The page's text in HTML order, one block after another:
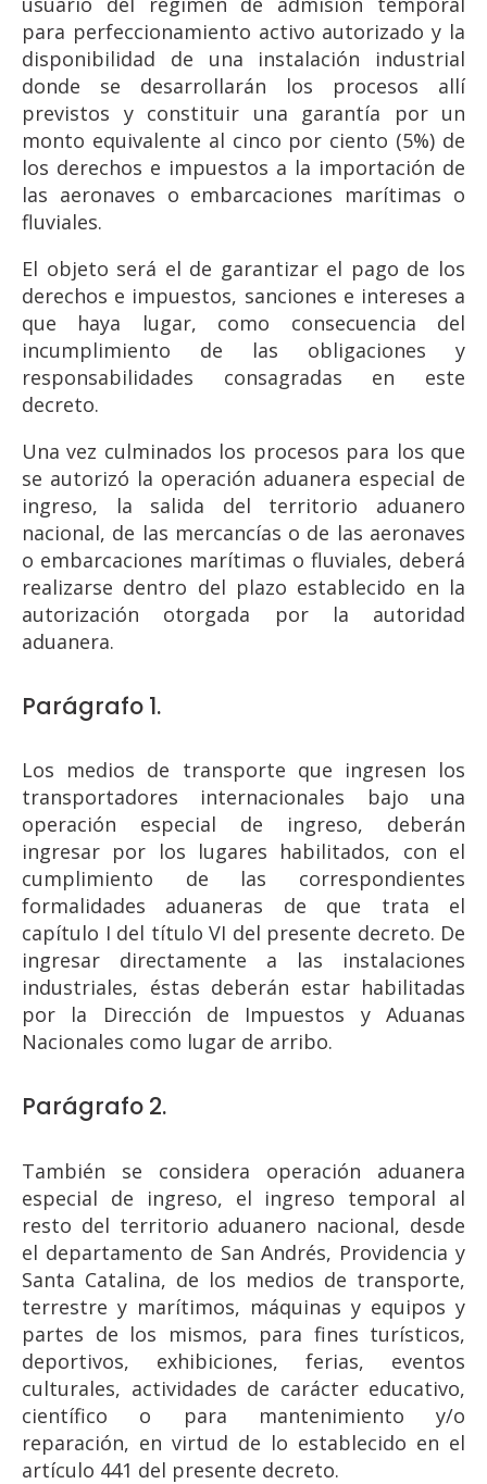
para perfeccionamiento activo autorizado y la
disponibilidad de una instalación industrial
donde se desarrollarán los procesos allí
previstos y constituir una garantía por un
monto equivalente al cinco por ciento (5%) de
los derechos e impuestos a la importación de
las aeronaves o embarcaciones marítimas o
fluviales.
El objeto será el de garantizar el pago de los
derechos e impuestos, sanciones e intereses a
que haya lugar, como consecuencia del
incumplimiento de las obligaciones y
responsabilidades consagradas en este
decreto.
Una vez culminados los procesos para los que
se autorizó la operación aduanera especial de
ingreso, la salida del territorio aduanero
nacional, de las mercancías o de las aeronaves
o embarcaciones marítimas o fluviales, deberá
realizarse dentro del plazo establecido en la
autorización otorgada por la autoridad
aduanera.
Parágrafo 1.
Los medios de transporte que ingresen los
transportadores internacionales bajo una
operación especial de ingreso, deberán
ingresar por los lugares habilitados, con el
cumplimiento de las correspondientes
formalidades aduaneras de que trata el
capítulo I del título VI del presente decreto. De
ingresar directamente a las instalaciones
industriales, éstas deberán estar habilitadas
por la Dirección de Impuestos y Aduanas
Nacionales como lugar de arribo.
Parágrafo 2.
También se considera operación aduanera
especial de ingreso, el ingreso temporal al
resto del territorio aduanero nacional, desde
el departamento de San Andrés, Providencia y
Santa Catalina, de los medios de transporte,
terrestre y marítimos, máquinas y equipos y
partes de los mismos, para fines turísticos,
deportivos, exhibiciones, ferias, eventos
culturales, actividades de carácter educativo,
científico o para mantenimiento y/o
reparación, en virtud de lo establecido en el
artículo 441 del presente decreto.